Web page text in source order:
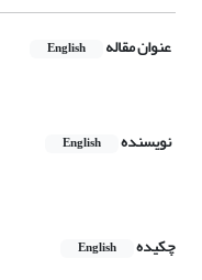
عنوان مقاله English
نویسنده English
چکیده
English